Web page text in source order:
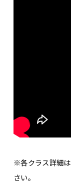
※各クラス詳細
さい。